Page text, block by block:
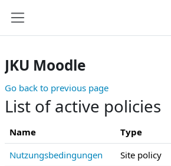
JKU Moodle
Go back to previous page
List of active policies
Name Type
Nutzungsbedingungen
Site policy